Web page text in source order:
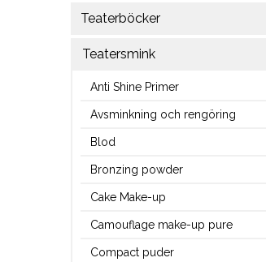
Teaterböcker
Teatersmink
Anti Shine Primer
Avsminkning och rengöring
Blod
Bronzing powder
Cake Make-up
Camouflage make-up pure
Compact puder